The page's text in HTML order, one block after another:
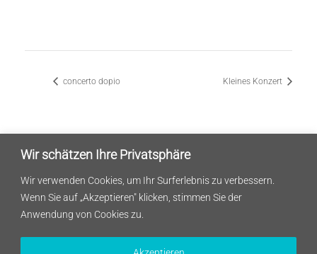
Wir schätzen Ihre Privatsphäre
Wir verwenden Cookies, um Ihr Surferlebnis zu verbessern.
Wenn Sie auf „Akzeptieren" klicken, stimmen Sie der
Anwendung von Cookies zu.
concerto dopio Kleines Konzert